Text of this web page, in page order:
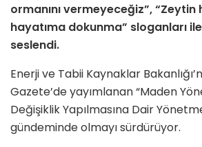
ormanını vermeyeceğiz”, “Zeytin
hayatıma dokunma” sloganları
seslendi.
Enerji ve Tabii Kaynaklar
Gazete’de yayımlanan “Maden
Değişiklik Yapılmasına Dair
gündeminde olmayı sürdürüyor.